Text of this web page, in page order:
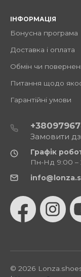
ІНФОРМАЦІЯ
Бонусна програма
Доставка і оплата
Обмін чи
Питання щодо
Гарантійні умови
Замовити
Графік
Пн-Нд 9:00 –
© 2026